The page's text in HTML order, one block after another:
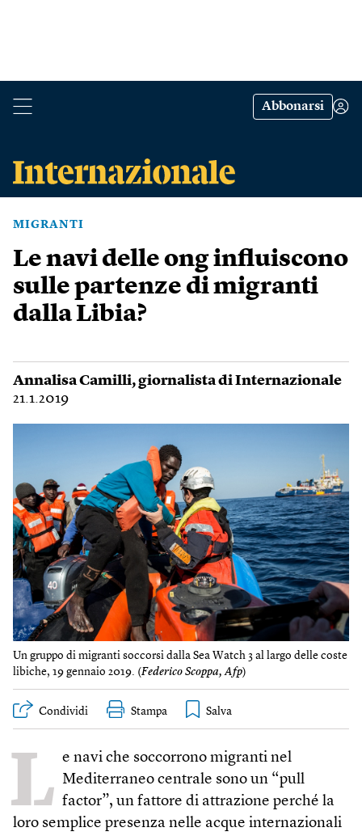
Abbonarsi
MIGRANTI
Le navi delle ong influiscono
sulle partenze di migranti
dalla Libia?
Annalisa Camilli, giornalista di Internazionale
21.1.2019
Un gruppo di migranti soccorsi dalla Sea Watch 3 al largo delle coste
libiche, 19 gennaio 2019. (Federico Scoppa, Afp)
Condividi Stampa
L e navi che soccorrono migranti nel
Mediterraneo centrale sono un “pull
factor”, un fattore di attrazione perché la
loro semplice presenza nelle acque internazionali